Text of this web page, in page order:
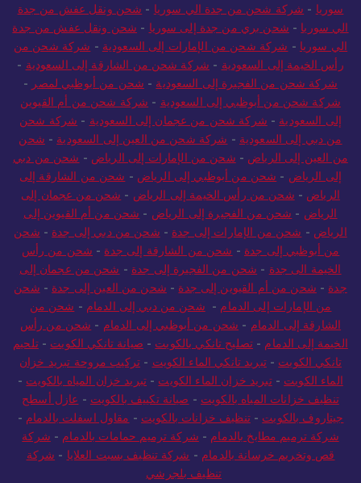
سوريا - شركة شحن من جدة الي سوريا - شحن ونقل عفش من جدة
الي سوريا - شحن بري من جدة إلى سوريا - شحن ونقل عفش من جدة
الي سوريا - شركة شحن من الإمارات إلى السعودية - شركة شحن من
رأس الخيمة إلى السعودية - شركة شحن من الشارقة إلى السعودية -
شركة شحن من الفجيرة إلى السعودية - شحن من أبوظبي لمصر -
شركة شحن من أبوظبي إلى السعودية - شركة شحن من أم القيوين
إلى السعودية - شركة شحن من عجمان إلى السعودية - شركة شحن
من دبي إلى السعودية - شركة شحن من العين إلى السعودية - شحن
من العين إلى الرياض - شحن من الإمارات إلى الرياض - شحن من دبي
إلى الرياض - شحن من أبوظبي إلى الرياض - شحن من الشارقة إلى
الرياض - شحن من رأس الخيمة إلى الرياض - شحن من عجمان إلى
الرياض - شحن من الفجيرة إلى الرياض - شحن من أم القيوين إلى
الرياض - شحن من الإمارات إلى جدة - شحن من دبي إلى جدة - شحن
من أبوظبي إلى جدة - شحن من الشارقة إلى جدة - شحن من رأس
الخيمة الى جدة - شحن من الفجيرة إلى جدة - شحن من عجمان إلى
جدة - شحن من أم القيوين إلى جدة - شحن من العين إلى جدة - شحن
من الإمارات إلى الدمام - شحن من دبي إلى الدمام - شحن من
الشارقة إلى الدمام - شحن من أبوظبي إلى الدمام - شحن من رأس
الخيمة إلى الدمام -تصليح تانكي بالكويت - صيانة تانكي الكويت -تلحيم
تانكي الكويت -تبريد تانكي الماء الكويت - تركيب مروحة تبريد خزان
الماء الكويت -تبريد خزان الماء الكويت - تبريد خزان المياه بالكويت -
تنظيف خزانات المياه بالكويت - صيانة تكييف بالكويت - عازل أسطح
جيتاروف بالكويت -تنظيف خزانات بالكويت - مقاول اسفلت بالدمام -
شركة ترميم مطابخ بالدمام - شركة ترميم حمامات بالدمام - شركة
قص وتخريم خرسانة بالدمام - شركة تنظيف بسبت العلايا - شركة
تنظيف بلجرشي